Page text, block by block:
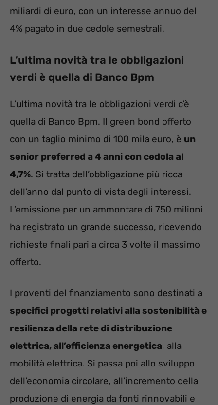
miliardi di euro, con un interesse annuo del
4% pagato in due cedole semestrali.
L’ultima novità tra le obbligazioni
verdi è quella di Banco Bpm
L’ultima novità tra le obbligazioni verdi c’è
quella di Banco Bpm. Il green bond offerto
con un taglio minimo di 100 mila euro, è un
senior preferred a 4 anni con cedola al
4,7%. Si tratta dell’obbligazione più ricca
dell’anno dal punto di vista degli interessi.
L’emissione per un ammontare di 750 milioni
ha registrato un grande successo, ricevendo
richieste finali pari a circa 3 volte il massimo
offerto.
I proventi del finanziamento sono destinati a
specifici progetti relativi alla sostenibilità e
resilienza della rete di distribuzione
elettrica, all’efficienza energetica, alla
mobilità elettrica. Si passa poi allo sviluppo
dell’economia circolare, all’incremento della
produzione di energia da fonti rinnovabili e